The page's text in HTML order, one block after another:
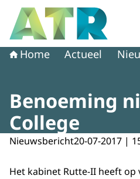
Naar de homepage van
Home Actueel
Benoeming
College
Nieuwsbericht20-07-2017 |
Het kabinet Rutte-II heeft